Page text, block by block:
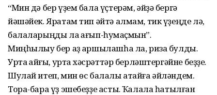
“Мин дә бер үҙем бала үҫтерәм, әйҙә бергә
йәшәйек. Яратам тип әйтә алмам, тик үҙеңде лә,
балаларыңды ла ҡағып-һуҡмаҫмын”.
Миңһылыу бер аҙ ҡаршылашһа ла, риза булды.
Уртаҡ ҡайғы, уртаҡ хәсрәттәр берләштергәйне беҙҙе.
Шулай итеп, мин өс балалы атайға әйләндем.
Тора-бара үҙ эшебеҙҙе астыҡ. Ҡалала һатылған